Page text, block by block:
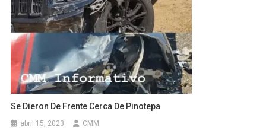
Se Dieron De Frente Cerca De Pinotepa
abril 15, 2023 CMM